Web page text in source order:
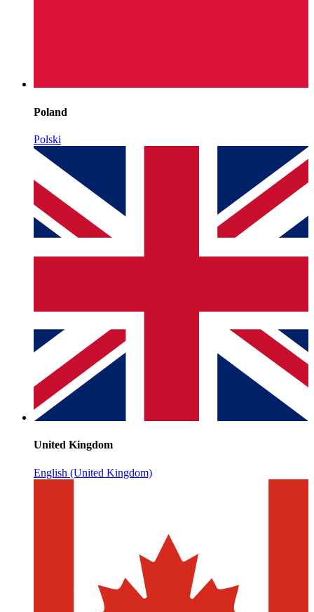
Poland
Polski
United Kingdom
English (United Kingdom)